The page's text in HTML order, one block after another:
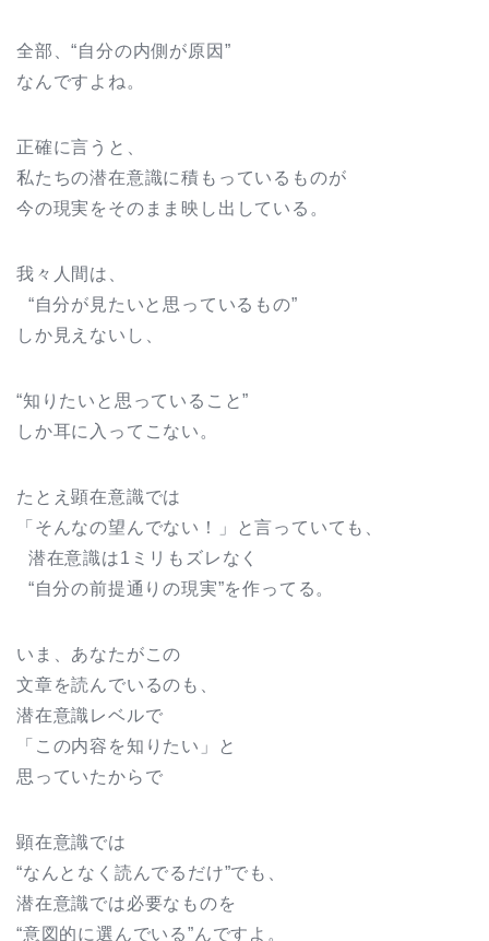
全部、“自分の内側が原因”
なんですよね。
正確に言うと、
私たちの潜在意識に積もっているものが
今の現実をそのまま映し出している。
我々人間は、
“自分が見たいと思っているもの”
しか見えないし、
“知りたいと思っていること”
しか耳に入ってこない。
たとえ顕在意識では
「そんなの望んでない！」と言っていても、
潜在意識は1ミリもズレなく
“自分の前提通りの現実”を作ってる。
いま、あなたがこの
文章を読んでいるのも、
潜在意識レベルで
「この内容を知りたい」と
思っていたからで
顕在意識では
“なんとなく読んでるだけ”でも、
潜在意識では必要なものを
“意図的に選んでいる”んですよ。